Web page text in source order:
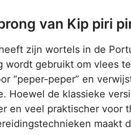
van Kip piri
zijn wortels in de
wordt gebruikt om vlees
“peper-peper” en
Hoewel de klassieke
en veel praktischer voor
maakt